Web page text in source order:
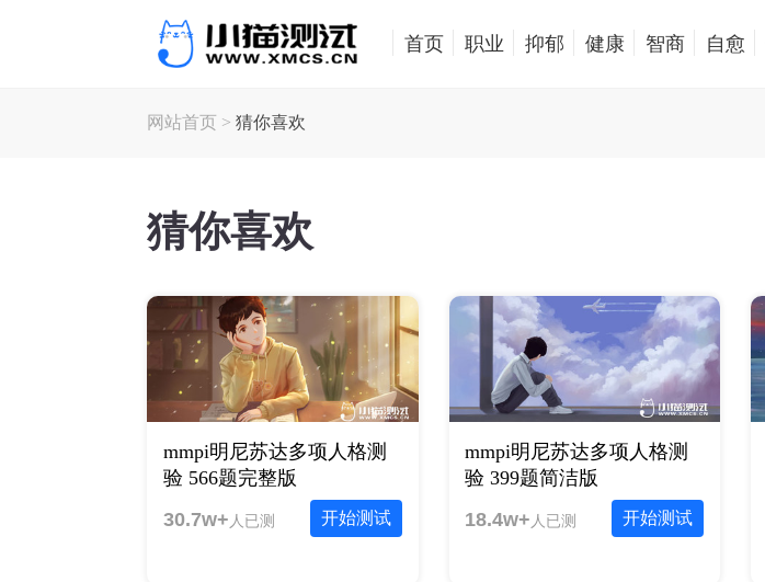
首页 职业 抑郁 健康 智商 自愈
网站首页 >猜你喜欢
猜你喜欢
mmpi明尼苏达多项人格测
验 566题完整版
开始测试
30.7w+ 人已测
mmpi明尼苏达多项人格测
验 399题简洁版
开始测试
18.4w+ 人已测